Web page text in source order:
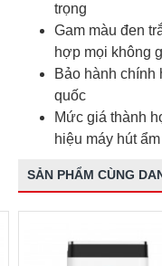
trọng
Gam màu đen
hợp mọi không
Bảo hành chính
quốc
Mức giá thành
hiệu máy hút
SẢN PHẨM CÙNG